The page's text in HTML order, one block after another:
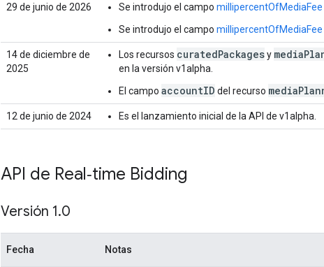
29 de junio de 2026 Se introdujo el campo millipercentOfMediaFee
Se introdujo el campo millipercentOfMediaFee
14 de diciembre de
2025
Los recursos curatedPackagesy
en la versión v1alpha.
El campo accountID del recurso
12 de junio de 2024 Es el lanzamiento inicial de la API de v1alpha.
API de Real‑time Bidding
Versión 1.0
Fecha Notas